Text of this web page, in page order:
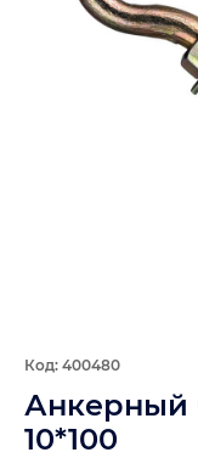
Код: 400480
Анкерный
10*100